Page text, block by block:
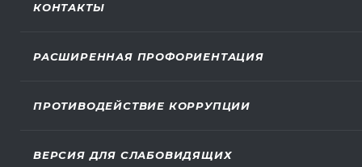
КОНТАКТЫ
РАСШИРЕННАЯ ПРОФОРИЕНТАЦИЯ
ПРОТИВОДЕЙСТВИЕ КОРРУПЦИИ
ВЕРСИЯ ДЛЯ СЛАБОВИДЯЩИХ